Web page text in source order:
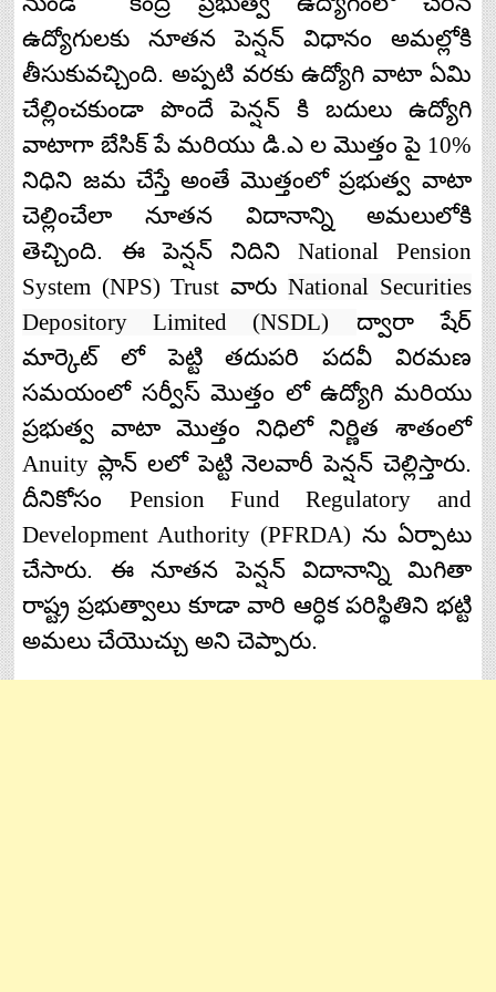
ఉద్యోగులకు
నూతన పెన్షన్ విధానం
అమల్లోకి
తీసుకువచ్చింది.అప్పటి వరకు ఉద్యోగి వాటా ఏమి
చేల్లించకుండా
పొందే పెన్షన్ కి బదులు
ఉద్యోగి
వాటాగా బేసిక్ పే మరియు డి.ఎ ల మొత్తం పై 10%
నిధిని జమ చేస్తే అంతే మొత్తంలో ప్రభుత్వ వాటా
చెల్లించేలా
నూతన విదానాన్ని
అమలులోకి
తెచ్చింది. ఈ పెన్షన్ నిదిని
National Pension
System (NPS) Trust వారు National Securities
Depository Limited (NSDL)
ద్వారా
షేర్
మార్కెట్
లో పెట్టి తదుపరి పదవీ
విరమణ
సమయంలో సర్వీస్ మొత్తం లో ఉద్యోగి మరియు
ప్రభుత్వ
వాటా మొత్తం నిధిలో నిర్ణిత
శాతంలో
Anuityప్లాన్ లలో పెట్టి నెలవారీ పెన్షన్ చెల్లిస్తారు.
దీనికోసం
Pension Fund Regulatory and
Development Authority (PFRDA) ను ఏర్పాటు
చేసారు. ఈ నూతన పెన్షన్ విదానాన్ని
మిగితా
రాష్ట్ర ప్రభుత్వాలు కూడా వారి ఆర్ధిక పరిస్థితిని భట్టి
అమలు చేయొచ్చు అని చెప్పారు.